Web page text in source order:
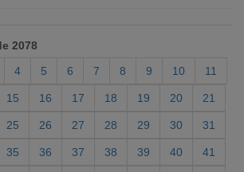
2078
4 5 6 7 8 9 10 11
15 16 17 18 19 20 21
25 26 27 28 29 30 31
35 36 37 38 39 40 41